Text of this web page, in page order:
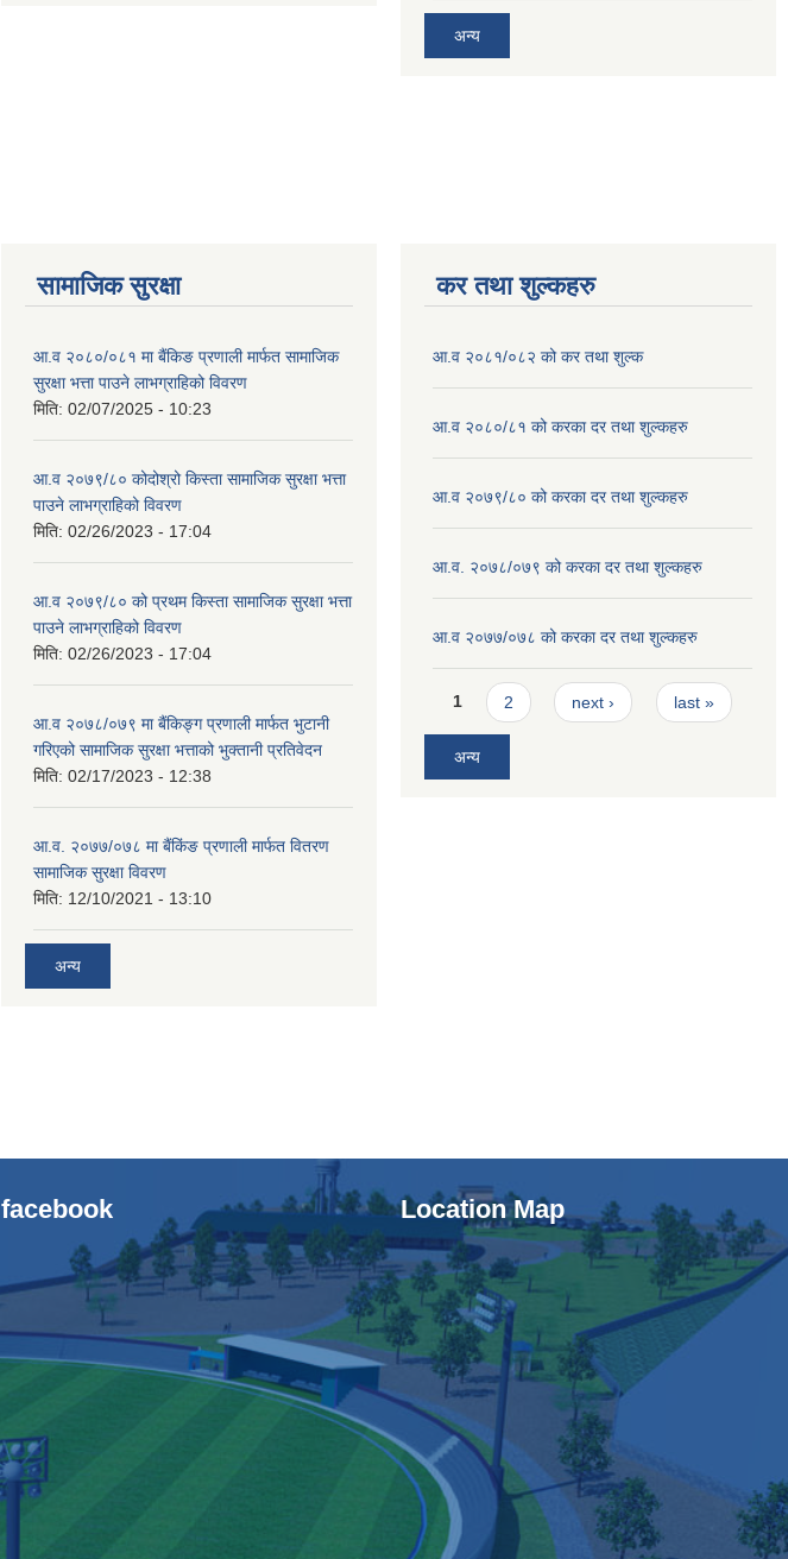
अन्य
सामाजिक सुरक्षा
आ.व २०८०/०८१ मा बैंकिङ प्रणाली मार्फत सामाजिक
सुरक्षा भत्ता पाउने लाभग्राहिको विवरण
मिति: 02/07/2025 - 10:23
आ.व २०७९/८० कोदोश्रो किस्ता सामाजिक सुरक्षा भत्ता
पाउने लाभग्राहिको विवरण
मिति: 02/26/2023 - 17:04
आ.व २०७९/८० को प्रथम किस्ता सामाजिक सुरक्षा भत्ता
पाउने लाभग्राहिको विवरण
मिति: 02/26/2023 - 17:04
आ.व २०७८/०७९ मा बैंकिङ्ग प्रणाली मार्फत भुटानी
गरिएको सामाजिक सुरक्षा भत्ताको भुक्तानी प्रतिवेदन
मिति: 02/17/2023 - 12:38
आ.व. २०७७/०७८ मा बैंकिंङ प्रणाली मार्फत वितरण
सामाजिक सुरक्षा विवरण
मिति: 12/10/2021 - 13:10
अन्य
कर तथा शुल्कहरु
आ.व २०८१/०८२ को कर तथा शुल्क
आ.व २०८०/८१ को करका दर तथा शुल्कहरु
आ.व २०७९/८० को करका दर तथा शुल्कहरु
आ.व. २०७८/०७९ को करका दर तथा शुल्कहरु
आ.व २०७७/०७८ को करका दर तथा शुल्कहरु
Pages
1 2 next › last »
अन्य
facebook Location Map